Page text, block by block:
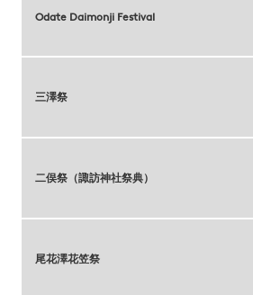
Odate Daimonji Festival
三澤祭
二俣祭（諏訪神社祭典）
尾花澤花笠祭